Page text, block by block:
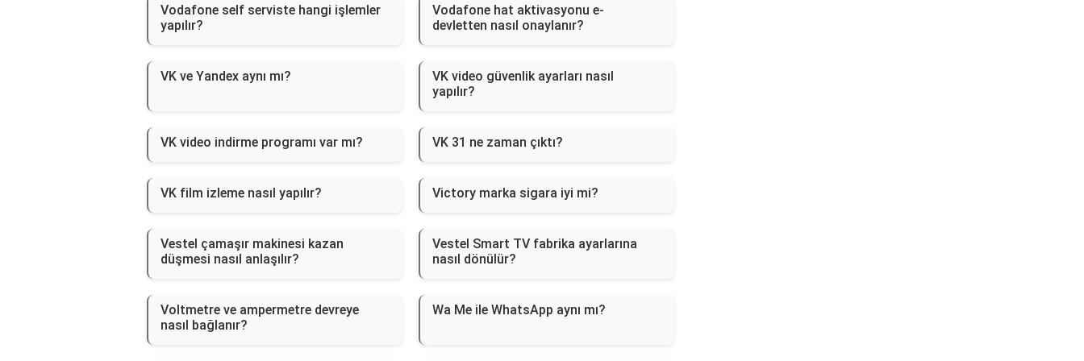
Vodafone self serviste hangi işlemler
yapılır?
Vodafone hat aktivasyonu e-
devletten nasıl onaylanır?
VK ve Yandex aynı mı?
VK video güvenlik ayarları nasıl
yapılır?
VK video indirme programı var mı? VK 31 ne zaman çıktı?
VK film izleme nasıl yapılır? Victory marka sigara iyi mi?
Vestel çamaşır makinesi kazan
düşmesi nasıl anlaşılır?
Vestel Smart TV fabrika ayarlarına
nasıl dönülür?
Voltmetre ve ampermetre devreye
nasıl bağlanır?
Wa Me ile WhatsApp aynı mı?